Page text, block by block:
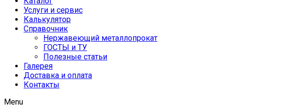
Услуги и сервис
Калькулятор
Справочник
Нержавеющий металлопрокат
ГОСТЫ и ТУ
Полезные статьи
Галерея
Доставка и оплата
Контакты
Menu